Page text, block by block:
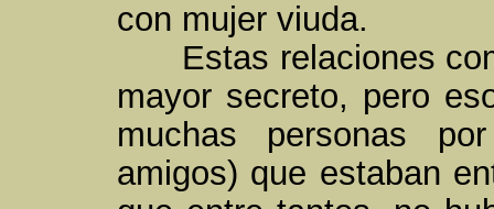
con mujer viuda.
Estas relaciones
mayor secreto, pero
muchas personas
amigos) que estaban